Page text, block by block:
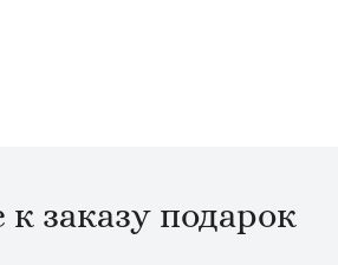
к заказу подарок